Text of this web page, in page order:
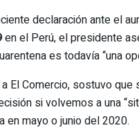
declaración ante el
en el Perú, el presidente
es todavía “una
El Comercio, sostuvo
si volvemos a una
en mayo o junio del 2020.